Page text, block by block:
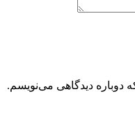
دوباره دیدگاهی می‌نویسم.